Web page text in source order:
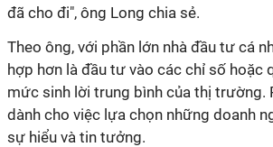
đã cho đi", ông Long chia sẻ.
Theo ông, với phần lớn nhà đầu tư cá
hợp hơn là đầu tư vào các chỉ số hoặc
mức sinh lời trung bình của thị trường.
dành cho việc lựa chọn những doanh
sự hiểu và tin tưởng.